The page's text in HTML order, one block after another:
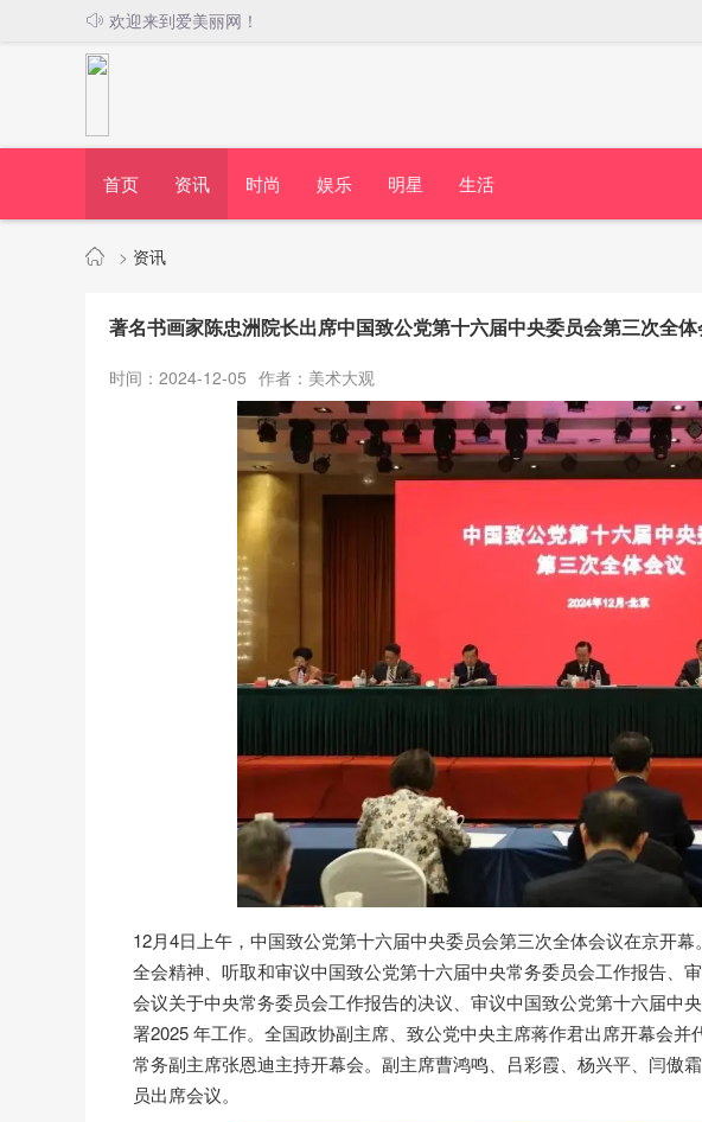
欢迎来到爱美丽网！
首页 资讯 时尚 娱乐 明星 生活
> 资讯
著名书画家陈忠洲院长出席中国致公党第十六届中央委员会第三次全体
时间：2024-12-05 作者：美术大观
12月4日上午，中国致公党第十六届中央委员会第三次全体会议在京开
全会精神、听取和审议中国致公党第十六届中央常务委员会工作报告、
会议关于中央常务委员会工作报告的决议、审议中国致公党第十六届中
署2025 年工作。全国政协副主席、致公党中央主席蒋作君出席开幕会并
常务副主席张恩迪主持开幕会。副主席曹鸿鸣、吕彩霞、杨兴平、闫傲
员出席会议。